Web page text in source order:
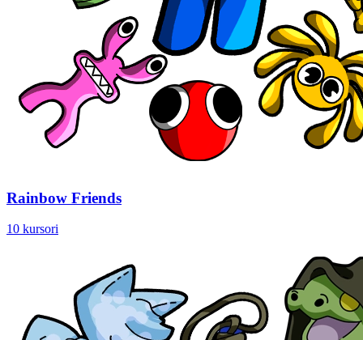
Rainbow Friends
10 kursori